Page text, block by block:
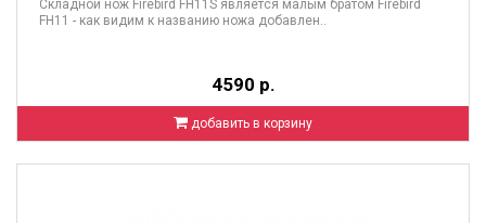
Складной нож Firebird FH11S является малым братом Firebird
FH11 - как видим к названию ножа добавлен..
4590 р.
добавить в корзину